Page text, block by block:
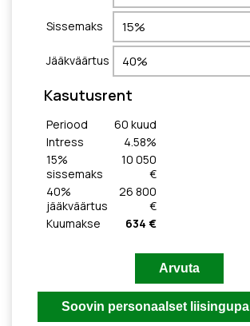
Sissemaks
Jääkväärtus
Kasutusrent
Periood 60 kuud
Intress
4.58%
15%
sissemaks
10 050
€
40%
jääkväärtus
26 800
€
Kuumakse
634 €